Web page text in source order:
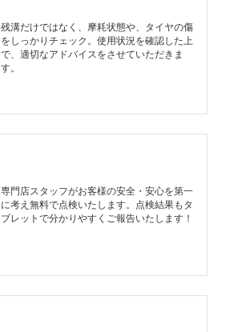
残溝だけではなく、摩耗状態や、タイヤの傷
をしっかりチェック。使用状況を確認した上
で、適切なアドバイスをさせていただきま
す。
専門店スタッフがお客様の安全・安心を第一
に考え無料で点検いたします。点検結果もタ
ブレットで分かりやすくご報告いたします！